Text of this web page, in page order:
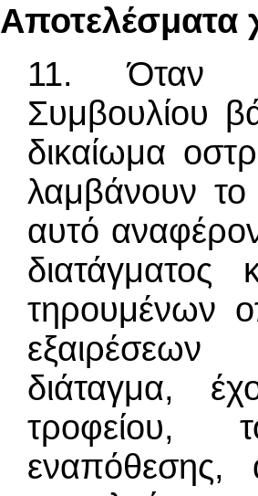
Αποτελέσματα
11. Όταν
Συμβουλίου
δικαίωμα
λαμβάνουν
αυτό
τηρουμένων
διάταγμα,
τροφείου,
εναπόθεσης,